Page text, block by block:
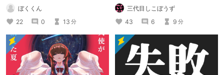
ぼくくん
22
0 13 分
三代目しこぼうず
43
6 9 分